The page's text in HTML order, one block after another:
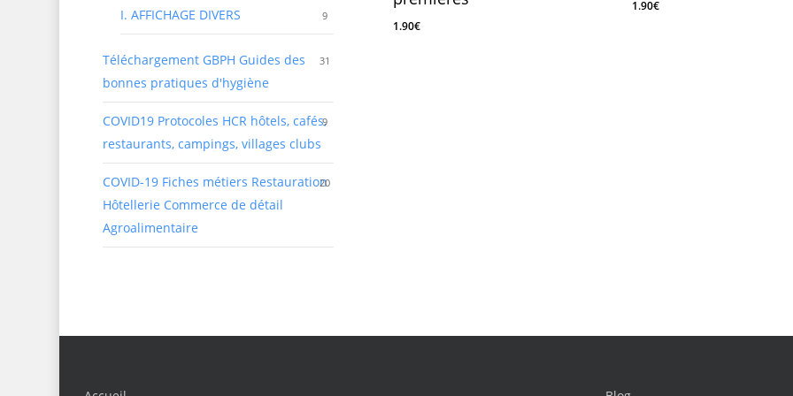
I. AFFICHAGE DIVERS 9
Téléchargement GBPH Guides des
bonnes pratiques d'hygiène
31
COVID19 Protocoles HCR hôtels, cafés,
restaurants, campings, villages clubs
9
COVID-19 Fiches métiers Restauration
Hôtellerie Commerce de détail
Agroalimentaire
20
1.90€
1.90€